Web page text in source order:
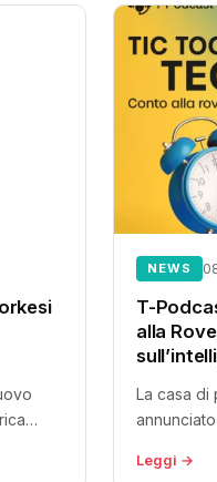
NEWS
T-
alla
La casa di
Leggi →